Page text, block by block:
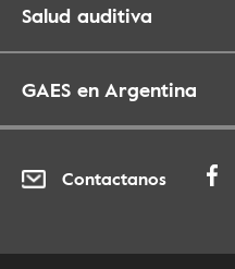
Salud auditiva
GAES en Argentina
Contactanos